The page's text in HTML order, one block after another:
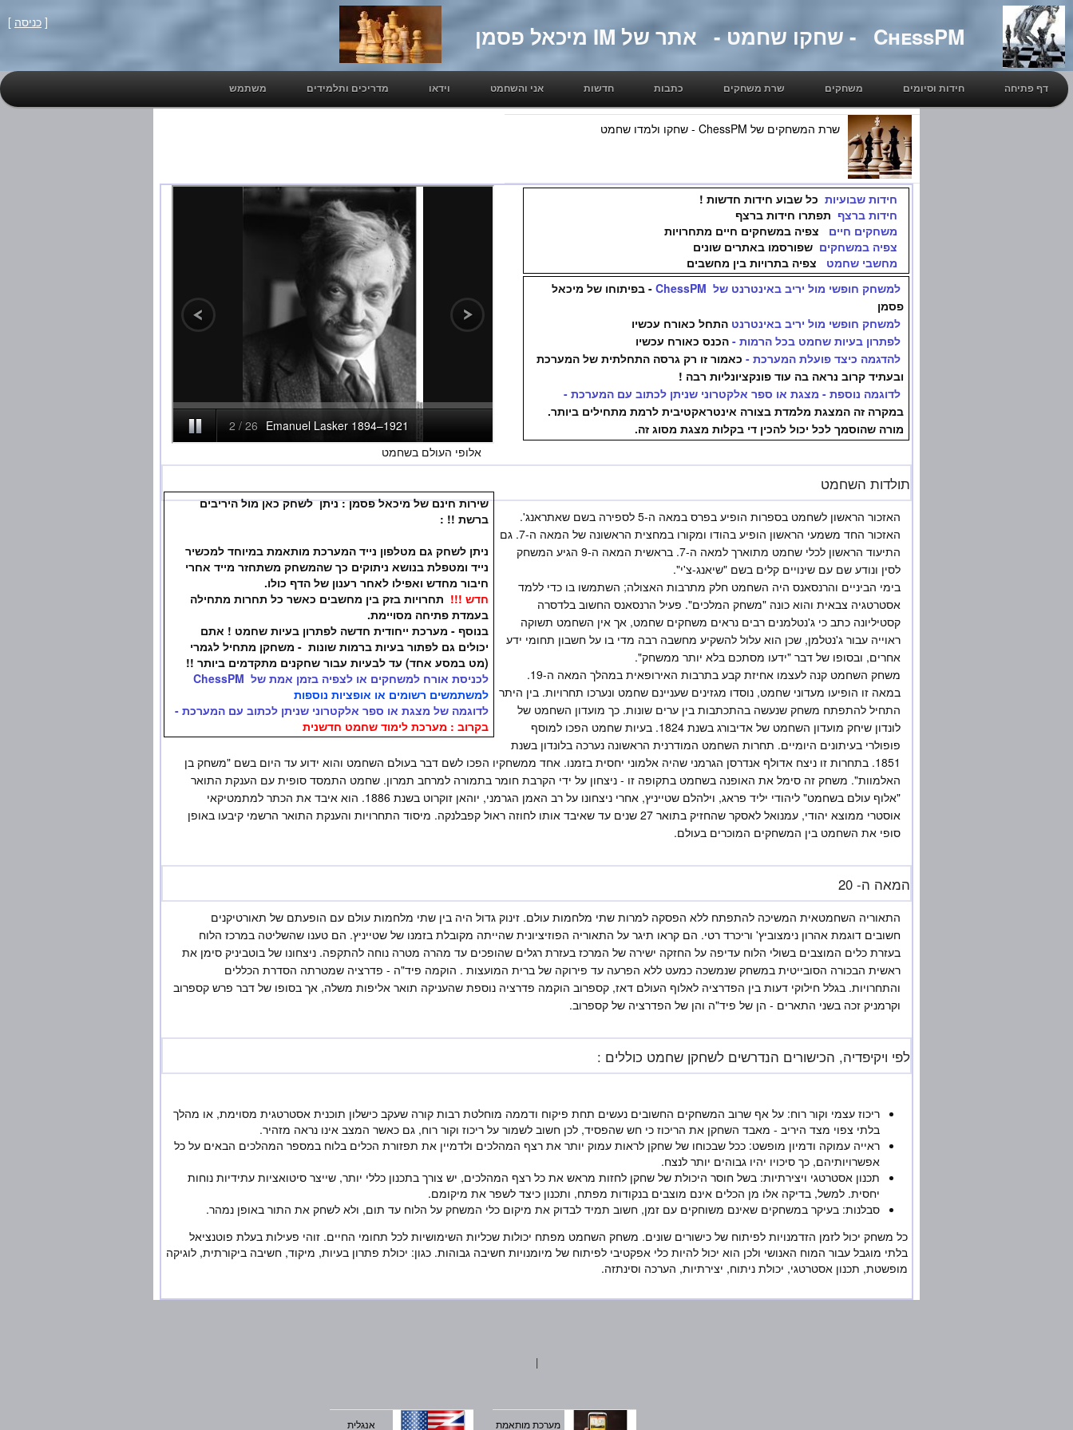
ChessPM - שחקו שחמט - אתר של IM מיכאל פסמן [ כניסה ]
דף פתיחה חידות וסיומים משחקים שרת משחקים כתבות חדשות אני והשחמט וידאו מדריכים ותלמידים משתמש
שרת המשחקים של ChessPM - שחקו ולמדו שחמט
אלופי העולם בשחמט
שירות חינם של מיכאל פסמן : ניתן לשחק כאן מול היריבים
ברשת !! :
ניתן לשחק גם מטלפון נייד המערכת מותאמת במיוחד למכשיר
נייד ומטפלת בנושא ניתוקים כך שהמשחק משתחזר מייד אחרי
חיבור מחדש ואפילו לאחר רענון של הדף כולו.
חדש !!! תחרויות בזק בין מחשבים כאשר כל תחרות מתחילה
בעמדת פתיחה מסויימת.
בנוסף - מערכת ייחודית חדשה לפתרון בעיות שחמט ! אתם
יכולים גם לפתור בעיות ברמות שונות - משחקן מתחיל לגמרי
(מט במסע אחד) עד לבעיות עבור שחקנים מתקדמים ביותר !!
לכניסת אורח למשחקים או לצפיה בזמן אמת של ChessPM
למשתמשים רשומים או אופציות נוספות
לדוגמה של מצגת או ספר אלקטרוני שניתן לכתוב עם המערכת -
בקרוב : מערכת לימוד שחמט חדשנית
חידות שבועיותכל שבוע חידות חדשות !
חידות ברצף תפתרו חידות ברצף
משחקים חיים
צפיה במשחקים חיים מתחרויות
צפיה במשחקים שפורסמו באתרים שונים
מחשבי שחמט
צפיה בתרויות בין מחשבים
למשחק חופשי מול יריב באינטרנט של ChessPM
- בפיתוחו של מיכאל
פסמן
למשחק חופשי מול יריב באינטרנט התחל כאורח עכשיו
לפתרון בעיות שחמט בכל הרמות - הכנס כאורח עכשיו
להדגמה כיצד פועלת המערכת - כאמור זו רק גרסה התחלתית של המערכת
ובעתיד קרוב נראה בה עוד פונקציונליות רבה !
לדוגמה נוספת - מצגת או ספר אלקטרוני שניתן לכתוב עם המערכת -
במקרה זה המצגת מלמדת בצורה אינטראקטיבית לרמת מתחילים ביותר.
מורה שהוסמך לכל יכול להכין די בקלות מצגת מסוג זה.
תולדות השחמט
האזכור הראשון לשחמט בספרות הופיע בפרס במאה ה-5 לספירה בשם שאתראנג'.
האזכור החד משמעי הראשון הופיע בהודו ומקורו במחצית הראשונה של המאה ה-7. גם
התיעוד הראשון לכלי שחמט מתוארך למאה ה-7. בראשית המאה ה-9 הגיע המשחק
לסין ונודע שם עם שינויים קלים בשם "שיאנג-צ'י".
בימי הביניים והרנסאנס היה השחמט חלק מתרבות האצולה; השתמשו בו כדי ללמד
אסטרטגיה צבאית והוא כונה "משחק המלכים". פעיל הרנסאנס החשוב בלדסרה
קסטיליונה כתב כי ג'נטלמנים רבים נראים משחקים שחמט, אך אין השחמט תשוקה
ראוייה עבור ג'נטלמן, שכן הוא עלול להשקיע מחשבה רבה מדי בו על חשבון תחומי ידע
אחרים, ובסופו של דבר "ידעו מסתכם בלא יותר ממשחק".
משחק השחמט קנה לעצמו אחיזת קבע בתרבות האירופאית במהלך המאה ה-19.
במאה זו הופיעו מעדוני שחמט, נוסדו מגזינים שעניינם שחמט ונערכו תחרויות. בין היתר
התחיל להתפתח משחק שנעשה בהתכתבות בין ערים שונות. כך מועדון השחמט של
לונדון שיחק מועדון השחמט של אדיבורג בשנת 1824. בעיות שחמט הפכו למוסף
פופולרי בעיתונים היומיים. תחרות השחמט המודרנית הראשונה נערכה בלונדון בשנת
1851. בתחרות זו ניצח אדולף אנדרסן הגרמני שהיה אלמוני יחסית בזמנו. אחד ממשחקיו הפכו לשם דבר בעולם השחמט והוא ידוע עד היום בשם "משחק בן
האלמוות". משחק זה סימל את האופנה בשחמט בתקופה זו - ניצחון על ידי הקרבת חומר בתמורה למרחב תמרון. שחמט התמסד סופית עם הענקת התואר
"אלוף עולם בשחמט" ליהודי יליד פראג, וילהלם שטייניץ, אחרי ניצחונו על רב האמן הגרמני, יוהאן זוקרוט בשנת 1886. הוא איבד את הכתר למתמטיקאי
אוסטרי ממוצא יהודי, עמנואל לאסקר שהחזיק בתואר 27 שנים עד שאיבד אותו לחוזה ראול קפבלנקה. מיסוד התחרויות והענקת התואר הרשמי קיבעו באופן
סופי את השחמט בין המשחקים המוכרים בעולם.
המאה ה- 20
התאוריה השחמטאית המשיכה להתפתח ללא הפסקה למרות שתי מלחמות עולם. זינוק גדול היה בין שתי מלחמות עולם עם הופעתם של תאורטיקנים
חשובים דוגמת אהרון נימצוביץ' וריכרד רטי. הם קראו תיגר על התאוריה הפוזיציונית שהייתה מקובלת בזמנו של שטייניץ. הם טענו שהשליטה במרכז הלוח
בעזרת כלים המוצבים בשולי הלוח עדיפה על החזקה ישירה של המרכז בעזרת רגלים שהופכים עד מהרה מטרה נוחה להתקפה. ניצחונו של בוטביניק סימן את
ראשית הבכורה הסובייטית במשחק שנמשכה כמעט ללא הפרעה עד פירוקה של ברית המועצות . הוקמה פיד"ה - פדרציה שמטרתה הסדרת הכללים
והתחרויות. בגלל חילוקי דעות בין הפדרציה לאלוף העולם דאז, קספרוב הוקמה פדרציה נוספת שהעניקה תואר אליפות משלה, אך בסופו של דבר פרש קספרוב
וקרמניק זכה בשני התארים - הן של פיד"ה והן של הפדרציה של קספרוב.
לפי ויקיפדיה, הכישורים הנדרשים לשחקן שחמט כוללים :
ריכוז עצמי וקור רוח: על אף שרוב המשחקים החשובים נעשים תחת פיקוח ודממה מוחלטת רבות קורה שעקב כישלון תוכנית אסטרטגית מסוימת, או מהלך
בלתי צפוי מצד היריב - מאבד השחקן את הריכוז כי חש שהפסיד, לכן חשוב לשמור על ריכוז וקור רוח, גם כאשר המצב אינו נראה מזהיר.
ראייה עמוקה ודמיון מופשט: ככל שבכוחו של שחקן לראות עמוק יותר את רצף המהלכים ולדמיין את תפזורת הכלים בלוח במספר המהלכים הבאים על כל
אפשרויותיהם, כך סיכויו יהיו גבוהים יותר לנצח.
תכנון אסטרטגי ויצירתיות: בשל חוסר היכולת של שחקן לחזות מראש את כל רצף המהלכים, יש צורך בתכנון כללי יותר, שייצר סיטואציות עתידיות נוחות
יחסית. למשל, בדיקה אלו מן הכלים אינם מוצבים בנקודות מפתח, ותכנון כיצד לשפר את מיקומם.
סבלנות: בעיקר במשחקים שאינם משוחקים עם זמן, חשוב תמיד לבדוק את מיקום כלי המשחק על הלוח עד תום, ולא לשחק את התור באופן נמהר.
כל משחק יכול לזמן הזדמנויות לפיתוח של כישורים שונים‏. משחק השחמט מפתח יכולות שכליות השימושיות לכל תחומי החיים. זוהי פעילות בעלת פוטנציאל
בלתי מוגבל עבור המוח האנושי ולכן הוא יכול להיות כלי אפקטיבי לפיתוח של מיומנויות חשיבה גבוהות. כגון: יכולת פתרון בעיות, מיקוד, חשיבה ביקורתית, לוגיקה
מופשטת, תכנון אסטרטגי, יכולת ניתוח, יצירתיות, הערכה וסינתזה‏.
|
מערכת מותאמת
אנגלית